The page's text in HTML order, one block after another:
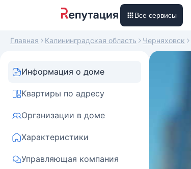
Все сервисы
Главная Калининградская область Черняховск
Информация о доме
Квартиры по адресу
Организации в доме
Характеристики
Управляющая компания